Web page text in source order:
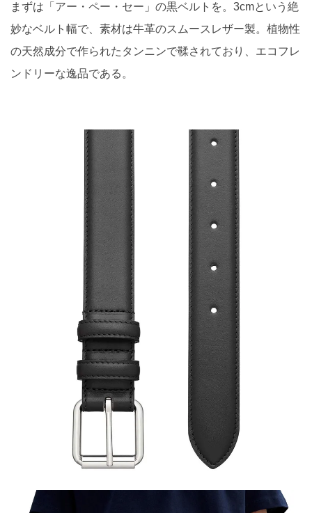
まずは「アー・ペー・セー」の黒ベルトを。3cmという絶
妙なベルト幅で、素材は牛革のスムースレザー製。植物性
の天然成分で作られたタンニンで鞣されており、エコフレ
ンドリーな逸品である。